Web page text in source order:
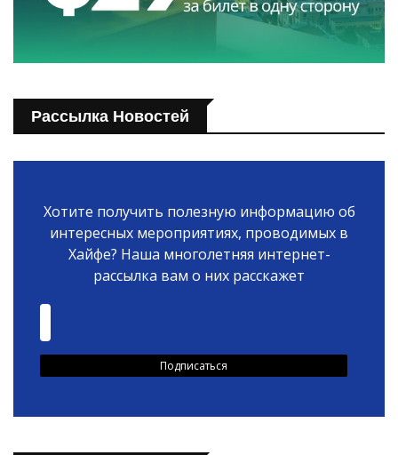
Рассылка Новостей
Хотите получить полезную информацию об
интересных мероприятиях, проводимых в
Хайфе? Наша многолетняя интернет-
рассылка вам о них расскажет